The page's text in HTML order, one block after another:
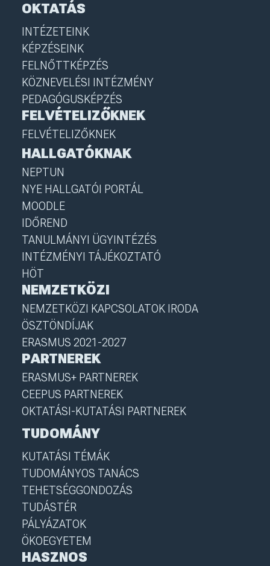
OKTATÁS
INTÉZETEINK
KÉPZÉSEINK
FELNŐTTKÉPZÉS
KÖZNEVELÉSI INTÉZMÉNY
PEDAGÓGUSKÉPZÉS
FELVÉTELIZŐKNEK
FELVÉTELIZŐKNEK
HALLGATÓKNAK
NEPTUN
NYE HALLGATÓI PORTÁL
MOODLE
IDŐREND
TANULMÁNYI ÜGYINTÉZÉS
INTÉZMÉNYI TÁJÉKOZTATÓ
HÖT
NEMZETKÖZI
NEMZETKÖZI KAPCSOLATOK IRODA
ÖSZTÖNDÍJAK
ERASMUS 2021-2027
PARTNEREK
ERASMUS+ PARTNEREK
CEEPUS PARTNEREK
OKTATÁSI-KUTATÁSI PARTNEREK
TUDOMÁNY
KUTATÁSI TÉMÁK
TUDOMÁNYOS TANÁCS
TEHETSÉGGONDOZÁS
TUDÁSTÉR
PÁLYÁZATOK
ÖKOEGYETEM
HASZNOS